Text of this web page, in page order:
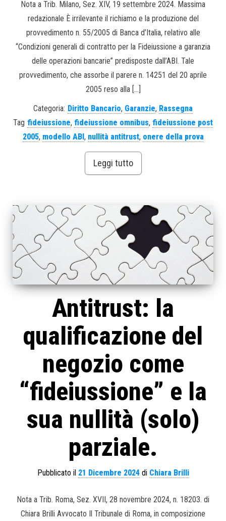
Nota a Trib. Milano, Sez. XIV, 19 settembre 2024. Massima
redazionale È irrilevante il richiamo e la produzione del
provvedimento n. 55/2005 di Banca d’Italia, relativo alle
“Condizioni generali di contratto per la Fideiussione a garanzia
delle operazioni bancarie” predisposte dall’ABI. Tale
provvedimento, che assorbe il parere n. 14251 del 20 aprile
2005 reso alla […]
Categoria: Diritto Bancario, Garanzie, Rassegna
Tag fideiussione, fideiussione omnibus, fideiussione post
2005, modello ABI , nullità antitrust, onere della prova
Leggi tutto
Antitrust: la
qualificazione del
negozio come
“fideiussione” e la
sua nullità (solo)
parziale.
Pubblicato il 21 Dicembre 2024di Chiara Brilli
Nota a Trib. Roma, Sez. XVII, 28 novembre 2024, n. 18203. di
Chiara Brilli Avvocato Il Tribunale di Roma, in composizione